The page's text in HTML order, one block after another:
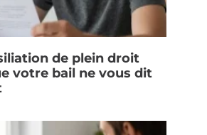
de plein droit
votre bail ne vous dit